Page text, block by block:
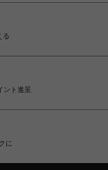
る
ント進呈
に